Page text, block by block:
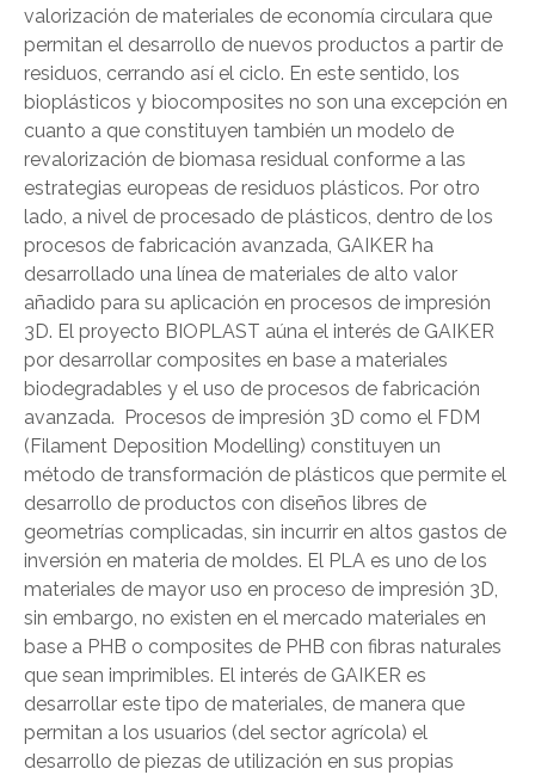
valorización de materiales de economía circulara que
permitan el desarrollo de nuevos productos a partir de
residuos, cerrando así el ciclo. En este sentido, los
bioplásticos y biocomposites no son una excepción en
cuanto a que constituyen también un modelo de
revalorización de biomasa residual conforme a las
estrategias europeas de residuos plásticos. Por otro
lado, a nivel de procesado de plásticos, dentro de los
procesos de fabricación avanzada, GAIKER ha
desarrollado una línea de materiales de alto valor
añadido para su aplicación en procesos de impresión
3D. El proyecto BIOPLAST aúna el interés de GAIKER
por desarrollar composites en base a materiales
biodegradables y el uso de procesos de fabricación
avanzada. Procesos de impresión 3D como el FDM
(Filament Deposition Modelling) constituyen un
método de transformación de plásticos que permite el
desarrollo de productos con diseños libres de
geometrías complicadas, sin incurrir en altos gastos de
inversión en materia de moldes. El PLA es uno de los
materiales de mayor uso en proceso de impresión 3D,
sin embargo, no existen en el mercado materiales en
base a PHB o composites de PHB con fibras naturales
que sean imprimibles. El interés de GAIKER es
desarrollar este tipo de materiales, de manera que
permitan a los usuarios (del sector agrícola) el
desarrollo de piezas de utilización en sus propias